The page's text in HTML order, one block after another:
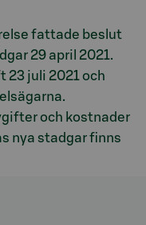
fattade beslut
29 april 2021.
23 juli 2021 och
och kostnader
nya stadgar finns